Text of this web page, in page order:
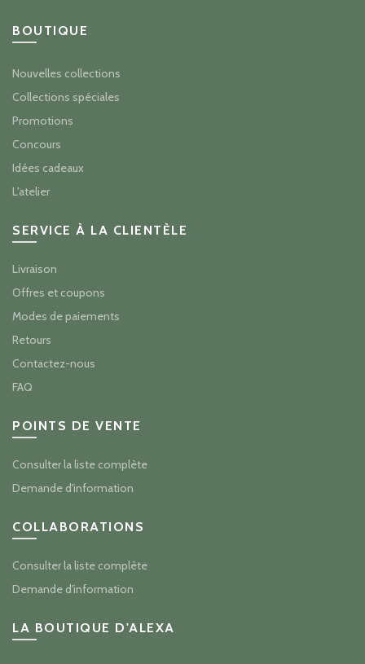
BOUTIQUE
Nouvelles collections
Collections spéciales
Promotions
Concours
Idées cadeaux
L'atelier
SERVICE À LA CLIENTÈLE
Livraison
Offres et coupons
Modes de paiements
Retours
Contactez-nous
FAQ
POINTS DE VENTE
Consulter la liste complète
Demande d'information
COLLABORATIONS
Consulter la liste complète
Demande d'information
LA BOUTIQUE D'ALEXA